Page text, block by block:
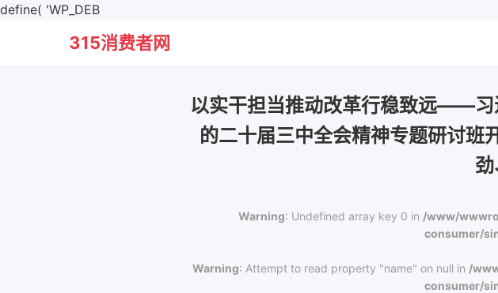
define( 'WP_DEB
315消费者网
以实干担当推动改革行稳致远——习
的二十届三中全会精神专题研讨班
Warning: Undefined array key 0 in /www/
consumer/
Warning: Attempt to read property "name" on null in /
consumer/